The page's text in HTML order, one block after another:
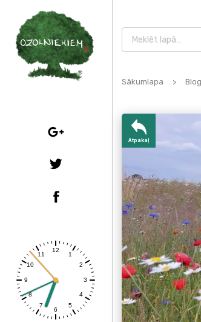
Sākumlapa >
Atpakaļ